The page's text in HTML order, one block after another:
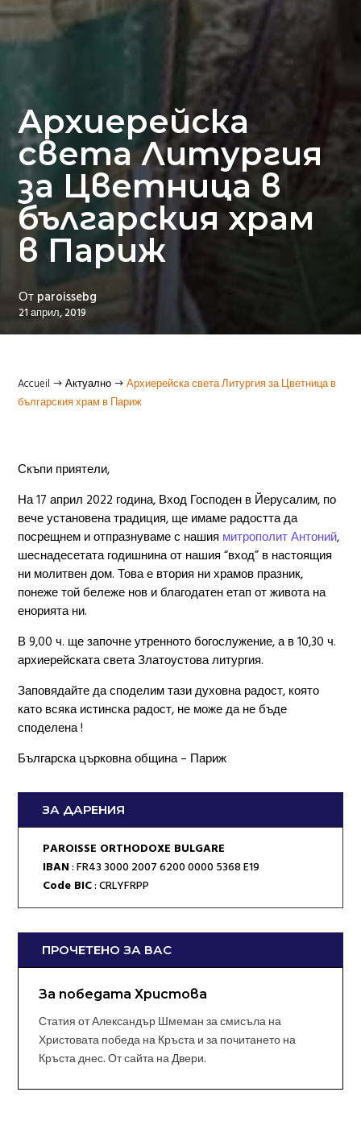
Архиерейска
света Литургия
за Цветница в
българския храм
в Париж
От paroissebg
21 април, 2019
Accueil $ Актуално $ Архиерейска света Литургия за Цветница в
българския храм в Париж
Скъпи приятели,
На 17 април 2022 година, Вход Господен в Йерусалим, по
вече установена традиция, ще имаме радостта да
посрещнем и отпразнуваме с нашия митрополит Антоний,
шеснадесетата годишнина от нашия “вход” в настоящия
ни молитвен дом. Това е втория ни храмов празник,
понеже той бележе нов и благодатен етап от живота на
енорията ни.
В 9,00 ч. ще започне утренното богослужение, а в 10,30 ч.
архиерейската света Златоустова литургия.
Заповядайте да споделим тази духовна радост, която
като всяка истинска радост, не може да не бъде
споделена !
Българска църковна община – Париж
ЗА ДАРЕНИЯ
PAROISSE ORTHODOXE BULGARE
IBAN : FR43 3000 2007 6200 0000 5368 E19
Code BIC: CRLYFRPP
ПРОЧЕТЕНО ЗА ВАС
За победата Христова
Статия от Александър Шмеман за смисъла на
Христовата победа на Кръста и за почитането на
Кръста днес. От сайта на Двери.